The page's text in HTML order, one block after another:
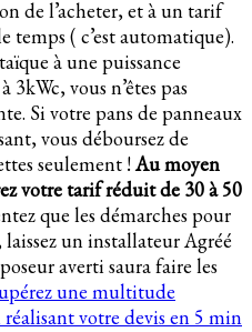
de l’acheter, et à un tarif
temps ( c’est automatique).
à une puissance
vous n’êtes pas
Si votre pans de panneaux
vous déboursez de
seulement !Au moyen
votre tarif réduit de 30 à 50
que les démarches pour
un installateur Agréé
averti saura faire les
une multitude
votre devis en 5 min